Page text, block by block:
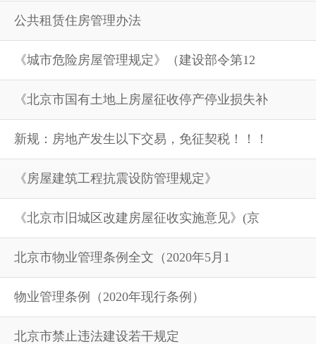
公共租赁住房管理办法
《城市危险房屋管理规定》（建设部令第12
《北京市国有土地上房屋征收停产停业损失补
新规：房地产发生以下交易，免征契税！！！
《房屋建筑工程抗震设防管理规定》
《北京市旧城区改建房屋征收实施意见》(京
北京市物业管理条例全文（2020年5月1
物业管理条例（2020年现行条例）
北京市禁止违法建设若干规定